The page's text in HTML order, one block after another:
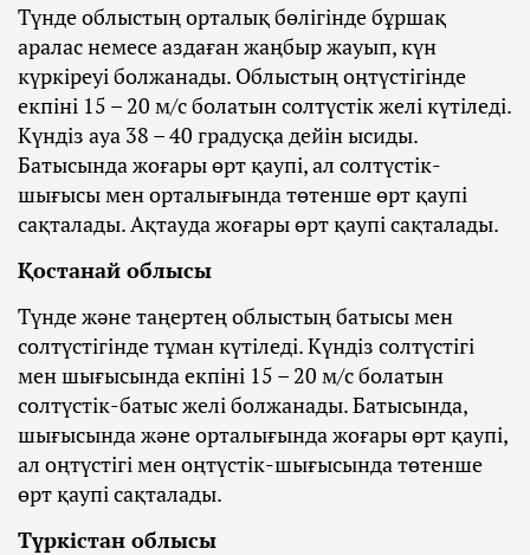
Түнде облыстың орталық бөлігінде бұршақ
аралас немесе аздаған жаңбыр жауып, күн
күркіреуі болжанады. Облыстың оңтүстігінде
екпіні 15 – 20 м/с болатын солтүстік желі күтіледі.
Күндіз ауа 38 – 40 градусқа дейін ысиды.
Батысында жоғары өрт қаупі, ал солтүстік-
шығысы мен орталығында төтенше өрт қаупі
сақталады. Ақтауда жоғары өрт қаупі сақталады.
Қостанай облысы
Түнде және таңертең облыстың батысы мен
солтүстігінде тұман күтіледі. Күндіз солтүстігі
мен шығысында екпіні 15 – 20 м/с болатын
солтүстік-батыс желі болжанады. Батысында,
шығысында және орталығында жоғары өрт қаупі,
ал оңтүстігі мен оңтүстік-шығысында төтенше
өрт қаупі сақталады.
Түркістан облысы